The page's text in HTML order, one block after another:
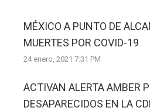
MÉXICO A PUNTO DE
MUERTES POR COVID-19
24 enero, 2021 7:31 PM
ACTIVAN ALERTA AMBER
DESAPARECIDOS EN LA